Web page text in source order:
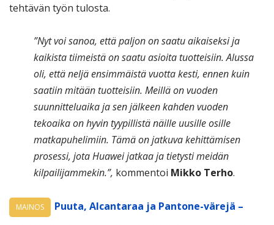
tehtävän työn tulosta.
”Nyt voi sanoa, että paljon on saatu aikaiseksi ja
kaikista tiimeistä on saatu asioita tuotteisiin. Alussa
oli, että neljä ensimmäistä vuotta kesti, ennen kuin
saatiin mitään tuotteisiin. Meillä on vuoden
suunnitteluaika ja sen jälkeen kahden vuoden
tekoaika on hyvin tyypillistä näille uusille osille
matkapuhelimiin. Tämä on jatkuva kehittämisen
prosessi, jota Huawei jatkaa ja tietysti meidän
kilpailijammekin.”, kommentoi Mikko Terho.
MAINOS
Puuta, Alcantaraa ja Pantone-värejä –